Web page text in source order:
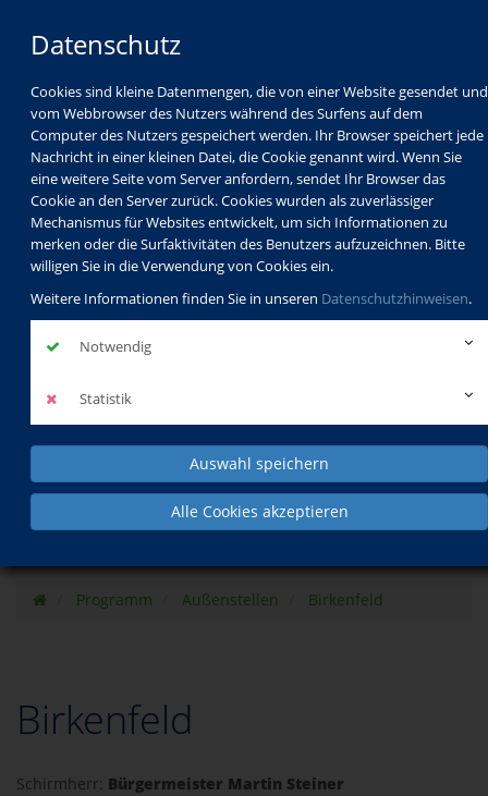
Datenschutz
Cookies sind kleine Datenmengen, die von einer Website gesendet und
vom Webbrowser des Nutzers während des Surfens auf dem
Computer des Nutzers gespeichert werden. Ihr Browser speichert jede
Nachricht in einer kleinen Datei, die Cookie genannt wird. Wenn Sie
eine weitere Seite vom Server anfordern, sendet Ihr Browser das
Cookie an den Server zurück. Cookies wurden als zuverlässiger
Mechanismus für Websites entwickelt, um sich Informationen zu
merken oder die Surfaktivitäten des Benutzers aufzuzeichnen. Bitte
willigen Sie in die Verwendung von Cookies ein.
Weitere Informationen finden Sie in unseren Datenschutzhinweisen.
Notwendig
Statistik
Auswahl speichern
Alle Cookies akzeptieren
Programm
Schulabschlüsse
Schulkindbetreuung
Service
Programm Außenstellen Birkenfeld
Birkenfeld
Schirmherr: Bürgermeister Martin Steiner